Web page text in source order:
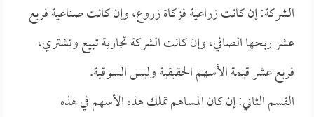
الشركة: إن كانت زراعية فزكاة زروع، وإن كانت صناعية فربع
عشر ربحها الصافي، وإن كانت الشركة تجارية تبيع وتشتري،
فربع عشر قيمة الأسهم الحقيقية وليس السوقية.
القسم الثاني: إن كان المساهم تملك هذه الأسهم في هذه